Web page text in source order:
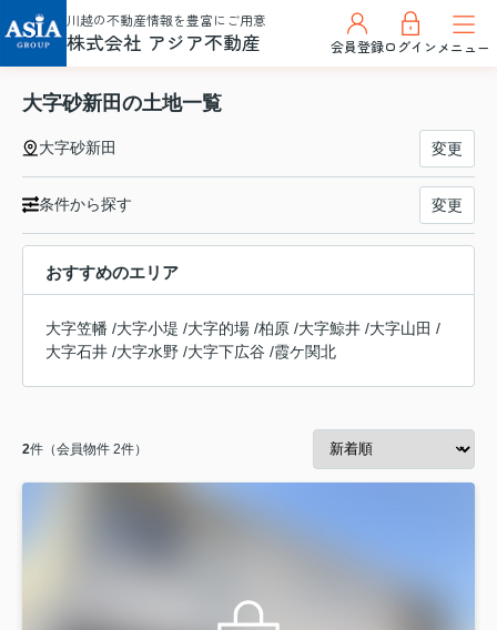
川越の不動産情報を豊富にご用意
株式会社 アジア不動産 会員登録ログインメニュー
大字砂新田の土地一覧
大字砂新田 変更
条件から探す 変更
おすすめのエリア
大字笠幡 /大字小堤 /大字的場 /柏原 /大字鯨井 /大字山田 /
大字石井 /大字水野 /大字下広谷 /霞ケ関北
2件（会員物件 2件）